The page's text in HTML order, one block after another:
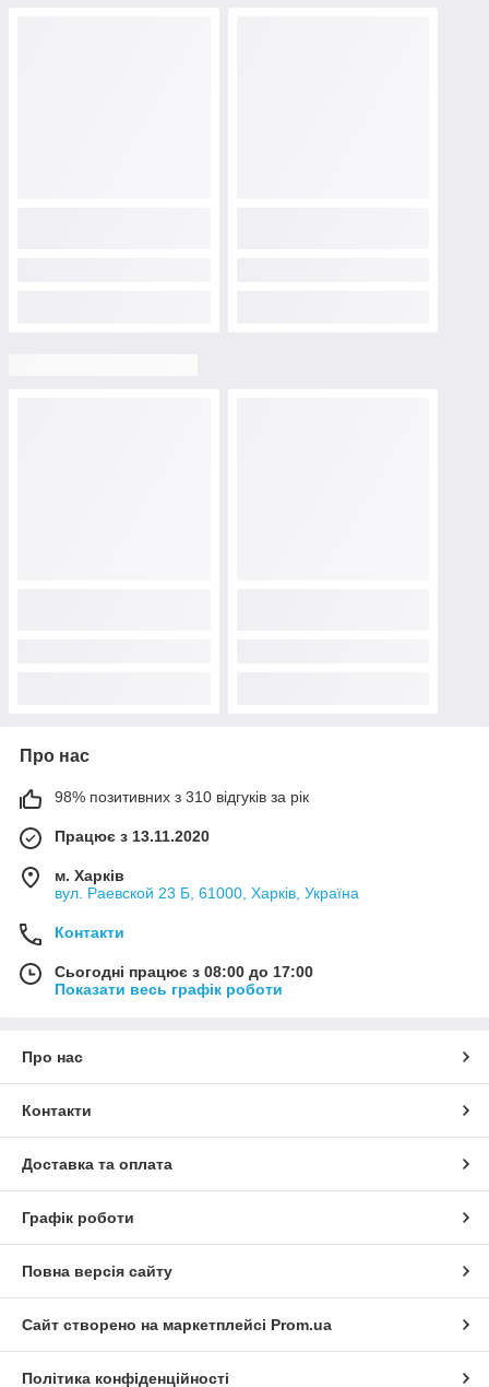
Про нас
98% позитивних з 310 відгуків за рік
Працює з 13.11.2020
м. Харків
вул. Раевской 23 Б, 61000, Харків, Україна
Контакти
Сьогодні працює з 08:00 до 17:00
Показати весь графік роботи
Про нас
Контакти
Доставка та оплата
Графік роботи
Повна версія сайту
Сайт створено на маркетплейсі Prom.ua
Політика конфіденційності